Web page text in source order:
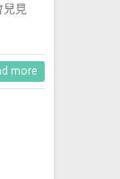
兒見
more